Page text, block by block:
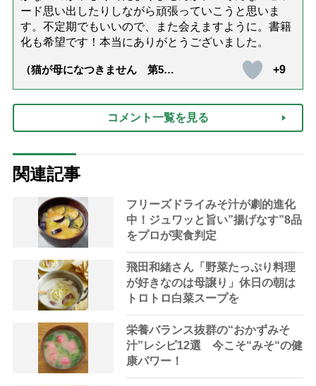
ード思い出したりしながら頑張っていこうと思いま
す。不定期でもいいので、また会えますように。書籍
化も希望です！本当にありがとうございました。
（猫が母になつきません 第500
+9
コメント一覧を見る
関連記事
フリーズドライみそ汁が劇的進化
中！ジュワッと旨い”揚げなす”8品
をプロが実食判定
飛田和緒さん「野菜たっぷり料理
が好きなのは母譲り」休日の朝は
トロトロ白菜スープを
栄養バランス抜群の“おかずみそ
汁”レシピ12選 今こそ“みそ“の健
康パワー！